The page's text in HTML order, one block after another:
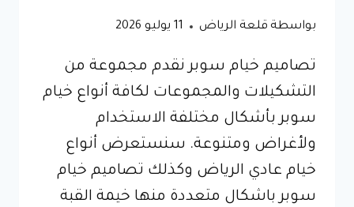
بواسطة قلعة الرياض 11 يوليو 2026
تصاميم خيام سوبر نقدم مجموعة من
التشكيلات والمجموعات لكافة أنواع خيام
سوبر بأشكال مختلفة الاستخدام
ولأغراض ومتنوعة. سنستعرض أنواع
خيام عادي الرياض وكذلك تصاميم خيام
سوبر باشكال متعددة منها خيمة القبة